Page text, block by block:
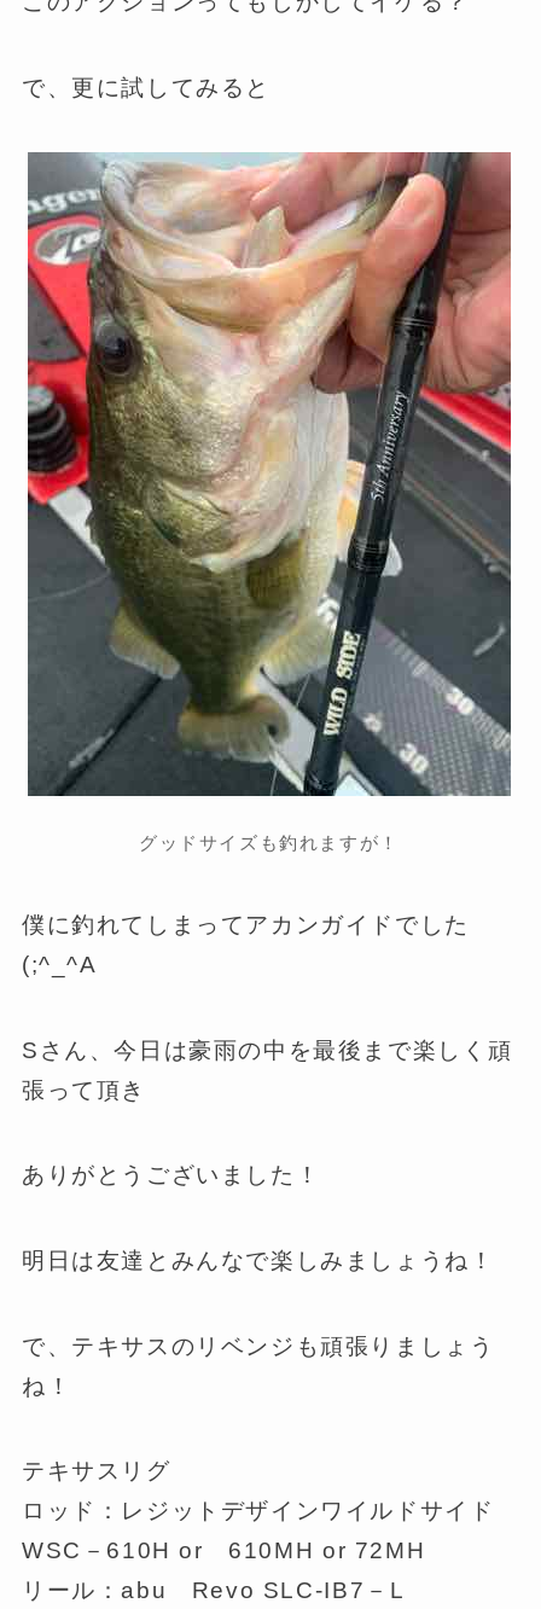
で、更に試してみると
グッドサイズも釣れますが！
僕に釣れてしまってアカンガイドでした
(;^_^A
Sさん、今日は豪雨の中を最後まで楽しく頑
張って頂き
ありがとうございました！
明日は友達とみんなで楽しみましょうね！
で、テキサスのリベンジも頑張りましょう
ね！
テキサスリグ
ロッド：レジットデザインワイルドサイド
WSC－610H or 610MH or 72MH
リール：abu Revo SLC-IB7－L